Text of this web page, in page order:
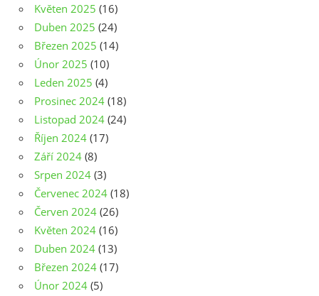
Květen 2025 (16)
Duben 2025 (24)
Březen 2025 (14)
Únor 2025 (10)
Leden 2025 (4)
Prosinec 2024 (18)
Listopad 2024 (24)
Říjen 2024 (17)
Září 2024 (8)
Srpen 2024 (3)
Červenec 2024 (18)
Červen 2024 (26)
Květen 2024 (16)
Duben 2024 (13)
Březen 2024 (17)
Únor 2024 (5)